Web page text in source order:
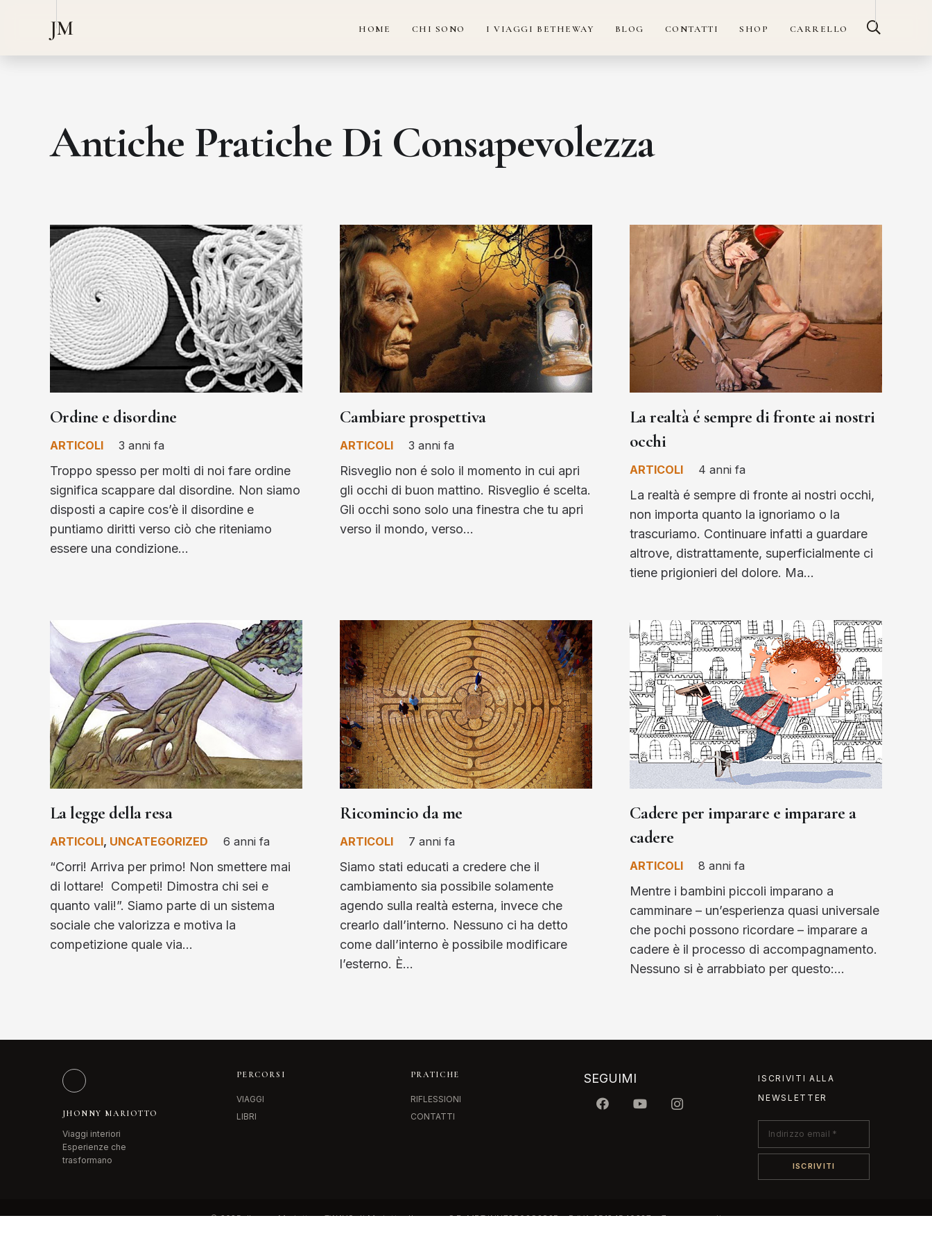
JM HOME CHI SONO I VIAGGI BETHEWAY BLOG CONTATTI SHOP CARRELLO
Antiche Pratiche Di Consapevolezza
Ordine e disordine
ARTICOLI 3 anni fa
Troppo spesso per molti di noi fare ordine
significa scappare dal disordine. Non siamo
disposti a capire cos’è il disordine e
puntiamo diritti verso ciò che riteniamo
essere una condizione…
Cambiare prospettiva
ARTICOLI 3 anni fa
Risveglio non é solo il momento in cui apri
gli occhi di buon mattino. Risveglio é scelta.
Gli occhi sono solo una finestra che tu apri
verso il mondo, verso…
La realtà é sempre di fronte ai nostri
occhi
ARTICOLI 4 anni fa
La realtà é sempre di fronte ai nostri occhi,
non importa quanto la ignoriamo o la
trascuriamo. Continuare infatti a guardare
altrove, distrattamente, superficialmente ci
tiene prigionieri del dolore. Ma…
La legge della resa
ARTICOLI, UNCATEGORIZED 6 anni fa
“Corri! Arriva per primo! Non smettere mai
di lottare! Competi! Dimostra chi sei e
quanto vali!”. Siamo parte di un sistema
sociale che valorizza e motiva la
competizione quale via…
Ricomincio da me
ARTICOLI 7 anni fa
Siamo stati educati a credere che il
cambiamento sia possibile solamente
agendo sulla realtà esterna, invece che
crearlo dall’interno. Nessuno ci ha detto
come dall’interno è possibile modificare
l’esterno. È…
Cadere per imparare e imparare a
cadere
ARTICOLI 8 anni fa
Mentre i bambini piccoli imparano a
camminare – un’esperienza quasi universale
che pochi possono ricordare – imparare a
cadere è il processo di accompagnamento.
Nessuno si è arrabbiato per questo:…
JHONNY MARIOTTO
Viaggi interiori
Esperienze che
trasformano
PERCORSI
VIAGGI
LIBRI
PRATICHE
RIFLESSIONI
CONTATTI
SEGUIMI
ISCRIVITI ALLA
NEWSLETTER
© 2025 Jhonny Mariotto • 7WAYS di Mariotto Jhonny • C.F. MRTJNN73P03C383P – P.IVA 05124540237 • 7ways@pec.it